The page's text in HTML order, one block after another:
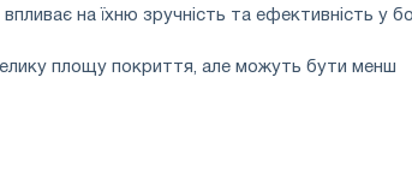
на їхню зручність та ефективність у
площу покриття, але можуть бути менш